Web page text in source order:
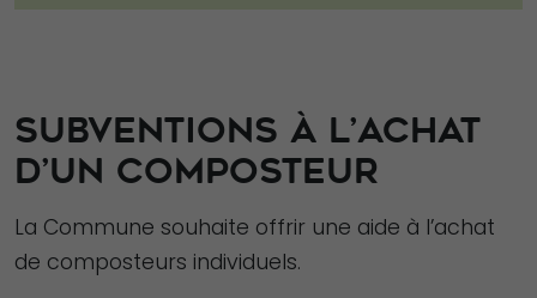
SUBVENTIONS À L’ACHAT
D’UN COMPOSTEUR
La Commune souhaite offrir une aide à l’achat
de composteurs individuels.
et la structure
du site Web,
de la façon